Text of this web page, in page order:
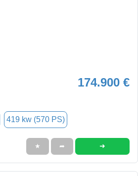
174.900 €
419 kw (570 PS)
★ ➦ ➜